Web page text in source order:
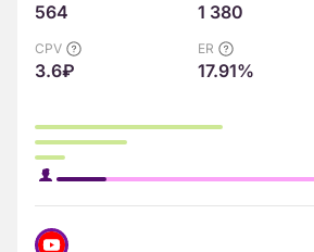
564 1 380
CPV
3.6₽
ER
17.91%